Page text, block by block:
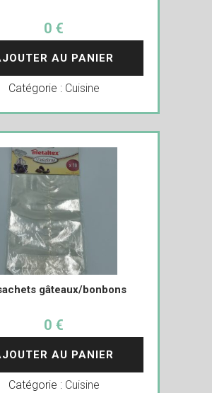
0 €
AU PANIER
Catégorie : Cuisine
gâteaux/bonbons
0 €
AU PANIER
Catégorie : Cuisine